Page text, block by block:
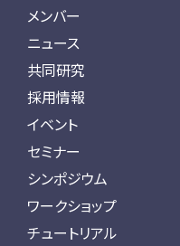
メンバー
ニュース
共同研究
採用情報
イベント
セミナー
シンポジウム
ワークショップ
チュートリアル